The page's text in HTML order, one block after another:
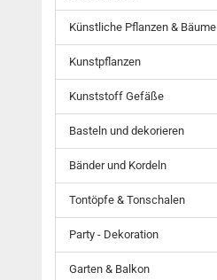
Künstliche Pflanzen & Bäume
Kunstpflanzen
Kunststoff Gefäße
Basteln und dekorieren
Bänder und Kordeln
Tontöpfe & Tonschalen
Party - Dekoration
Garten & Balkon